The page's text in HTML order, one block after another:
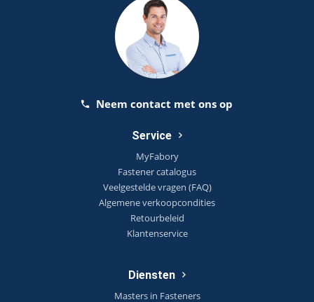
Neem contact met ons op
Service
MyFabory
Fastener catalogus
Veelgestelde vragen (FAQ)
Algemene verkoopcondities
Retourbeleid
Klantenservice
Diensten
Masters in Fasteners